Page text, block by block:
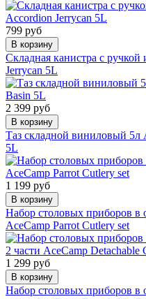
799 руб
В корзину
Складная канистра с
Jerrycan 5L
2 399 руб
В корзину
Таз складной виниловый 5л
5L
1 199 руб
В корзину
Набор столовых приборов в
AceCamp Parrot Cutlery set
1 299 руб
В корзину
Набор столовых приборов в